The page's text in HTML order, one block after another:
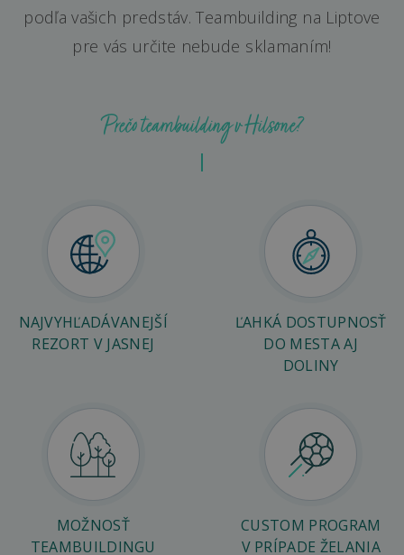
podľa vašich predstáv. Teambuilding na Liptove
pre vás určite nebude sklamaním!
Prečo teambuilding v Hilsone?
NAJVYHĽADÁVANEJŠÍ
REZORT V JASNEJ
ĽAHKÁ DOSTUPNOSŤ
DO MESTA AJ
DOLINY
MOŽNOSŤ
TEAMBUILDINGU
CUSTOM PROGRAM
V PRÍPADE ŽELANIA